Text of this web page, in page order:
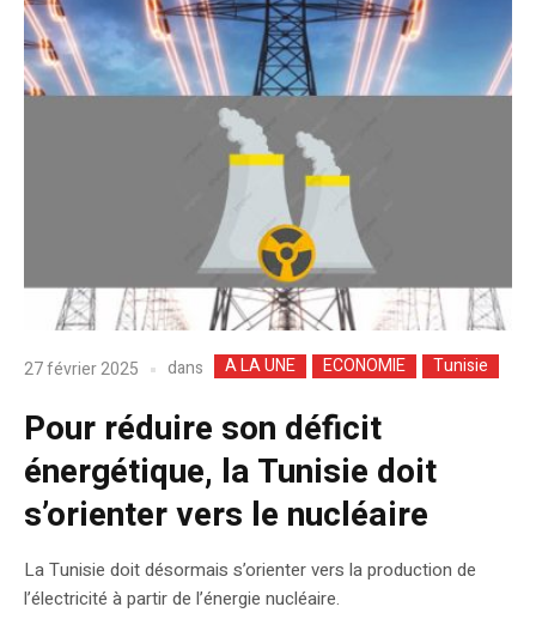
27 février 2025 dans A LA UNE ECONOMIE Tunisie
Pour réduire son déficit
énergétique, la Tunisie doit
s’orienter vers le nucléaire
La Tunisie doit désormais s’orienter vers la production de
l’électricité à partir de l’énergie nucléaire.